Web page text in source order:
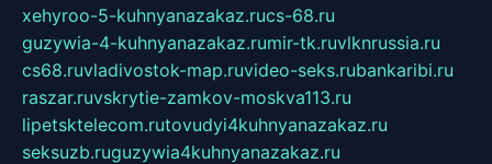
xehyroo-5-kuhnyanazakaz.rucs-68.ru
guzywia-4-kuhnyanazakaz.rumir-tk.ruvlknrussia.ru
cs68.ruvladivostok-map.ruvideo-seks.rubankaribi.ru
raszar.ruvskrytie-zamkov-moskva113.ru
lipetsktelecom.rutovudyi4kuhnyanazakaz.ru
seksuzb.ruguzywia4kuhnyanazakaz.ru